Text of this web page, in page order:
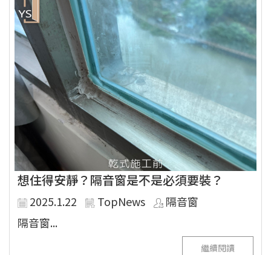
想住得安靜？隔音窗是不是必須要裝？
2025.1.22 TopNews
隔音窗
隔音窗...
繼續閱讀